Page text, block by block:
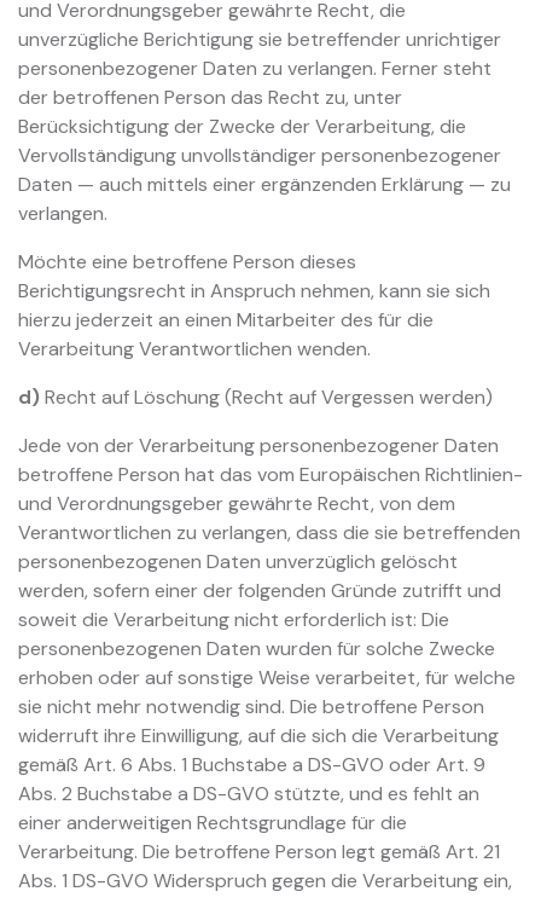
und Verordnungsgeber gewährte Recht, die
unverzügliche Berichtigung sie betreffender unrichtiger
personenbezogener Daten zu verlangen. Ferner steht
der betroffenen Person das Recht zu, unter
Berücksichtigung der Zwecke der Verarbeitung, die
Vervollständigung unvollständiger personenbezogener
Daten — auch mittels einer ergänzenden Erklärung — zu
verlangen.
Möchte eine betroffene Person dieses
Berichtigungsrecht in Anspruch nehmen, kann sie sich
hierzu jederzeit an einen Mitarbeiter des für die
Verarbeitung Verantwortlichen wenden.
d)Recht auf Löschung (Recht auf Vergessen werden)
Jede von der Verarbeitung personenbezogener Daten
betroffene Person hat das vom Europäischen Richtlinien-
und Verordnungsgeber gewährte Recht, von dem
Verantwortlichen zu verlangen, dass die sie betreffenden
personenbezogenen Daten unverzüglich gelöscht
werden, sofern einer der folgenden Gründe zutrifft und
soweit die Verarbeitung nicht erforderlich ist: Die
personenbezogenen Daten wurden für solche Zwecke
erhoben oder auf sonstige Weise verarbeitet, für welche
sie nicht mehr notwendig sind. Die betroffene Person
widerruft ihre Einwilligung, auf die sich die Verarbeitung
gemäß Art. 6 Abs. 1 Buchstabe a DS-GVO oder Art. 9
Abs. 2 Buchstabe a DS-GVO stützte, und es fehlt an
einer anderweitigen Rechtsgrundlage für die
Verarbeitung. Die betroffene Person legt gemäß Art. 21
Abs. 1 DS-GVO Widerspruch gegen die Verarbeitung ein,